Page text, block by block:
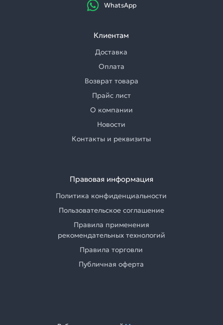
WhatsApp
Клиентам
Доставка
Оплата
Возврат товара
Прайс лист
О компании
Новости
Контакты и реквизиты
Правовая информация
Политика конфиденциальности
Пользовательское соглашение
Правила применения
рекомендательных технологий
Правила торговли
Публичная оферта